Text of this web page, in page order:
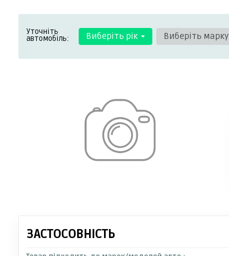
Уточніть
автомобіль: Виберіть рік Виберіть марку
ЗАСТОСОВНІСТЬ